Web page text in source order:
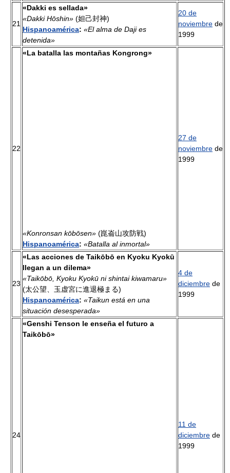
21
«Dakki es sellada»
«Dakki Hōshin» (妲己封神)
Hispanoamérica: «El alma de Daji es
detenida»
20 de
noviembre de
1999
22
«La batalla las montañas Kongrong»
«Konronsan kōbōsen» (崑崙山攻防戦)
Hispanoamérica: «Batalla al inmortal»
27 de
noviembre de
1999
23
«Las acciones de Taikōbō en Kyoku Kyokū
llegan a un dilema»
«Taikōbō, Kyoku Kyokū ni shintai kiwamaru»
(太公望、玉虚宮に進退極まる)
Hispanoamérica: «Taikun está en una
situación desesperada»
4 de
diciembre de
1999
24
«Genshi Tenson le enseña el futuro a
Taikōbō»
11 de
diciembre de
1999